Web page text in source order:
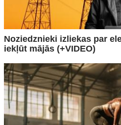
Noziedznieki izliekas par
iekļūt mājās (+VIDEO)